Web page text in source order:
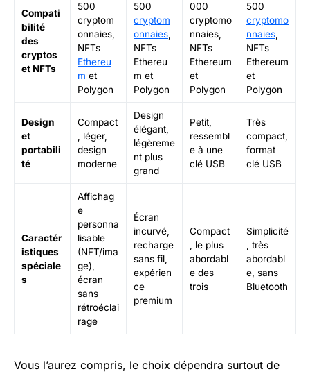
Compati
bilité
des
cryptos
etNFTs
500
cryptom
onnaies,
NFTs
Ethereu
m et
Polygon
500
cryptom
onnaies
NFTs
Ethereu
m et
Polygon
000
cryptomo
nnaies,
NFTs
Ethereum
et
Polygon
500
cryptomo
nnaies
NFTs
Ethereum
et
Polygon
Design
et
portabili
té
Compact
, léger,
design
moderne
Design
élégant,
légèreme
nt plus
grand
Petit,
ressembl
e à une
clé USB
Très
compact,
format
clé USB
Caractér
istiques
spéciale
s
Affichag
e
personna
lisable
(NFT/ima
ge),
écran
sans
rétroéclai
rage
Écran
incurvé,
recharge
sans fil,
expérien
ce
premium
Compact
, le plus
abordabl
e des
trois
Simplicité
, très
abordabl
e, sans
Bluetooth
Vous l’aurez compris, le choix dépendra surtout de